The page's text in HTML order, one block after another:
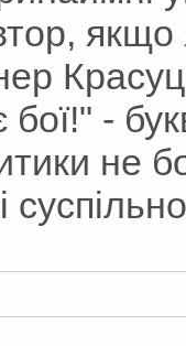
бої!" -
не